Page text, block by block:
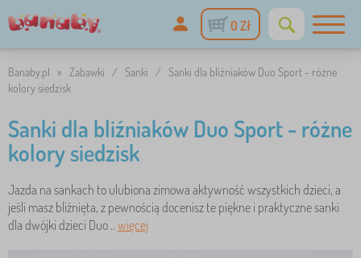
0 Zł
Banaby.pl » Zabawki / Sanki / Sanki dla bliźniaków Duo Sport - różne
kolory siedzisk
Sanki dla bliźniaków Duo Sport - różne
kolory siedzisk
Jazda na sankach to ulubiona zimowa aktywność wszystkich dzieci, a
jeśli masz bliźnięta, z pewnością docenisz te piękne i praktyczne sanki
dla dwójki dzieci Duo .. więcej